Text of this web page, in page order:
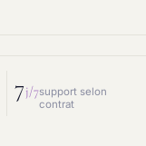
7j/7support selon
contrat